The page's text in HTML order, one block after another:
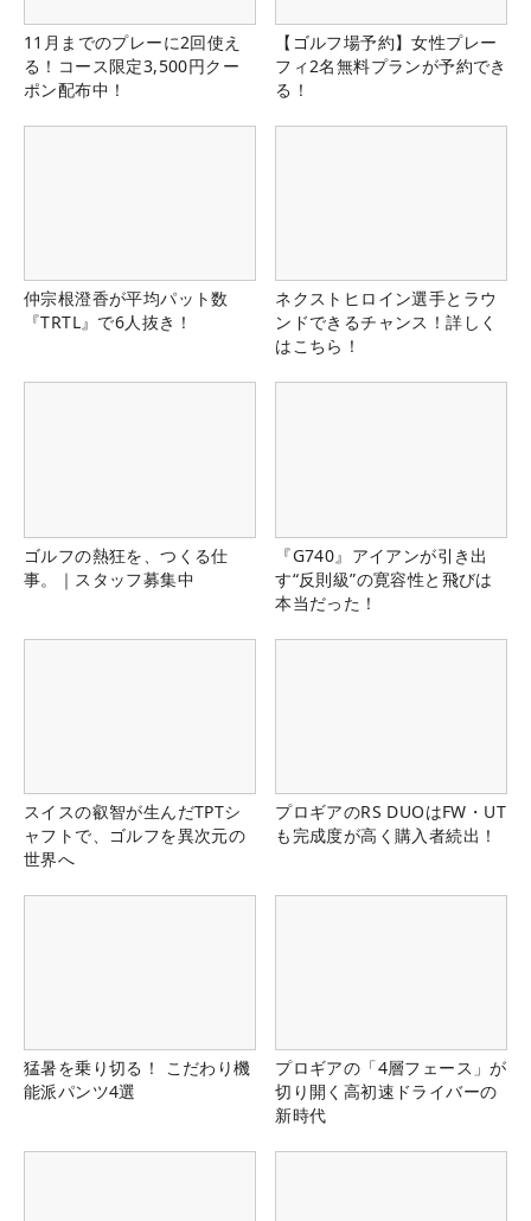
11月までのプレーに2回使え
る！コース限定3,500円クー
ポン配布中！
【ゴルフ場予約】女性プレー
フィ2名無料プランが予約でき
る！
仲宗根澄香が平均パット数
『TRTL』で6人抜き！
ネクストヒロイン選手とラウ
ンドできるチャンス！詳しく
はこちら！
ゴルフの熱狂を、つくる仕
事。｜スタッフ募集中
『G740』アイアンが引き出
す“反則級”の寛容性と飛びは
本当だった！
スイスの叡智が生んだTPTシ
ャフトで、ゴルフを異次元の
世界へ
プロギアのRS DUOはFW・UT
も完成度が高く購入者続出！
猛暑を乗り切る！ こだわり機
能派パンツ4選
プロギアの「4層フェース」が
切り開く高初速ドライバーの
新時代